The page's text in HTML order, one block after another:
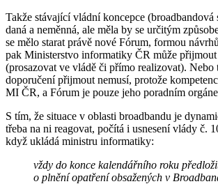
Takže stávající vládní koncepce (broadbandová
daná a neměnná, ale měla by se určitým
se mělo starat právě nové Fórum, formou
pak Ministerstvo informatiky ČR může přijmout
(prosazovat ve vládě či přímo realizovat). Nebo
doporučení přijmout nemusí, protože
MI ČR, a Fórum je pouze jeho poradním
S tím, že situace v oblasti broadbandu je
třeba na ni reagovat, počítá i usnesení vlády č.
když ukládá ministru informatiky:
vždy do konce kalendářního roku
o plnění opatření obsažených v